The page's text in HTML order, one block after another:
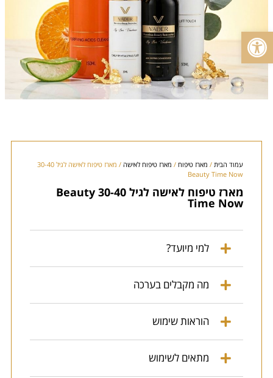
פתח סרגל נגישות
עמוד הבית / מארז טיפוח / מארז טיפוח לאישה
/ מארז טיפוח לאישה לגיל 30-40
Beauty Time Now
מארז טיפוח לאישה לגיל 30-40 Beauty
Time Now
למי מיועד?
מה מקבלים בערכה
הוראות שימוש
מתאים לשימוש